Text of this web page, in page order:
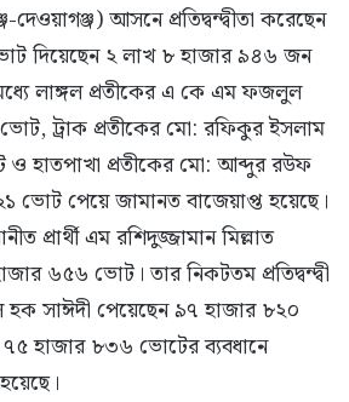
আসনে প্রতিদ্বন্দ্বীতা করেছেন
দিয়েছেন ২ লাখ ৮ হাজার ৯৪৬ জন
লাঙ্গল প্রতীকের এ কে এম ফজলুল
ট্রাক প্রতীকের মো: রফিকুর ইসলাম
ও হাতপাখা প্রতীকের মো: আব্দুর রউফ
ভোট পেয়ে জামানত বাজেয়াপ্ত হয়েছে।
প্রার্থী এম রশিদুজ্জামান মিল্লাত
৬৫৬ ভোট। তার নিকটতম প্রতিদ্বন্দ্বী
হক সাঈদী পেয়েছেন ৯৭ হাজার ৮২০
৭৫ হাজার ৮৩৬ ভোটের ব্যবধানে